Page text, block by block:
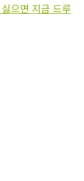
으면 지금 드루